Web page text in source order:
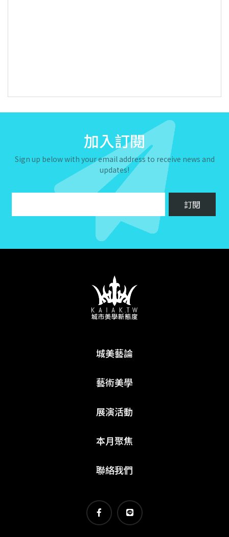
加入訂閱
Sign up below with your email address to receive news and
updates!
城美藝論
藝術美學
展演活動
本月聚焦
聯絡我們